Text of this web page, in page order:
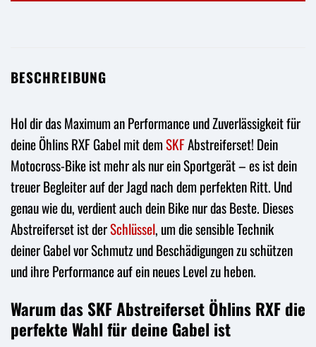
BESCHREIBUNG
Hol dir das Maximum an Performance und Zuverlässigkeit für
deine Öhlins RXF Gabel mit demSKFAbstreiferset! Dein
Motocross-Bike ist mehr als nur ein Sportgerät – es ist dein
treuer Begleiter auf der Jagd nach dem perfekten Ritt. Und
genau wie du, verdient auch dein Bike nur das Beste. Dieses
Abstreiferset ist derSchlüssel, um die sensible Technik
deiner Gabel vor Schmutz und Beschädigungen zu schützen
und ihre Performance auf ein neues Level zu heben.
Warum das SKF Abstreiferset Öhlins RXF die
perfekte Wahl für deine Gabel ist